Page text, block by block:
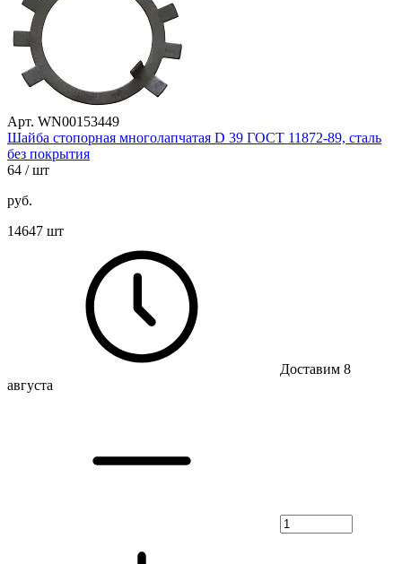
Арт. WN00153449
Шайба стопорная многолапчатая D 39 ГОСТ 11872-89, сталь
без покрытия
64 / шт
руб.
14647 шт
Доставим 8
августа